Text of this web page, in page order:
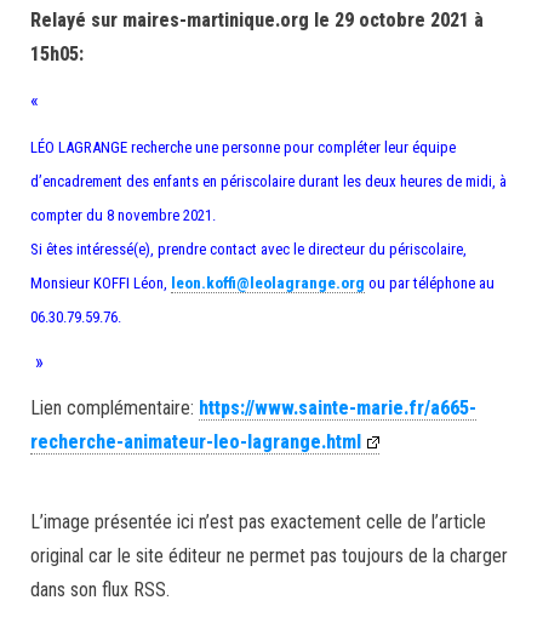
Relayé sur maires-martinique.org le 29 octobre 2021 à
15h05:
«
LÉO LAGRANGE recherche une personne pour compléter leur équipe
d’encadrement des enfants en périscolaire durant les deux heures de midi, à
compter du 8 novembre 2021.
Si êtes intéressé(e), prendre contact avec le directeur du périscolaire,
Monsieur KOFFI Léon, leon.koffi@leolagrange.org ou par téléphone au
06.30.79.59.76.
»
Lien complémentaire: https://www.sainte-marie.fr/a665-
recherche-animateur-leo-lagrange.html
L’image présentée ici n’est pas exactement celle de l’article
original car le site éditeur ne permet pas toujours de la charger
dans son flux RSS.